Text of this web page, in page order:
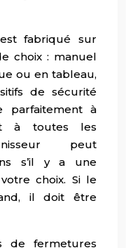
fabriqué sur
choix : manuel
ou en tableau,
de sécurité
parfaitement à
à toutes les
peut
s’il y a une
choix. Si le
il doit être
de fermetures